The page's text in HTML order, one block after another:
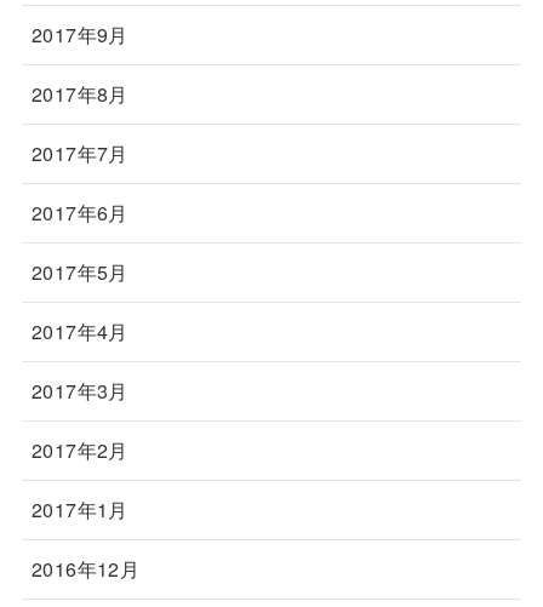
2017年9月
2017年8月
2017年7月
2017年6月
2017年5月
2017年4月
2017年3月
2017年2月
2017年1月
2016年12月